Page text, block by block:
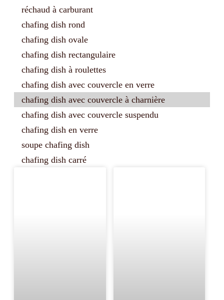
réchaud à carburant
chafing dish rond
chafing dish ovale
chafing dish rectangulaire
chafing dish à roulettes
chafing dish avec couvercle en verre
chafing dish avec couvercle à charnière
chafing dish avec couvercle suspendu
chafing dish en verre
soupe chafing dish
chafing dish carré